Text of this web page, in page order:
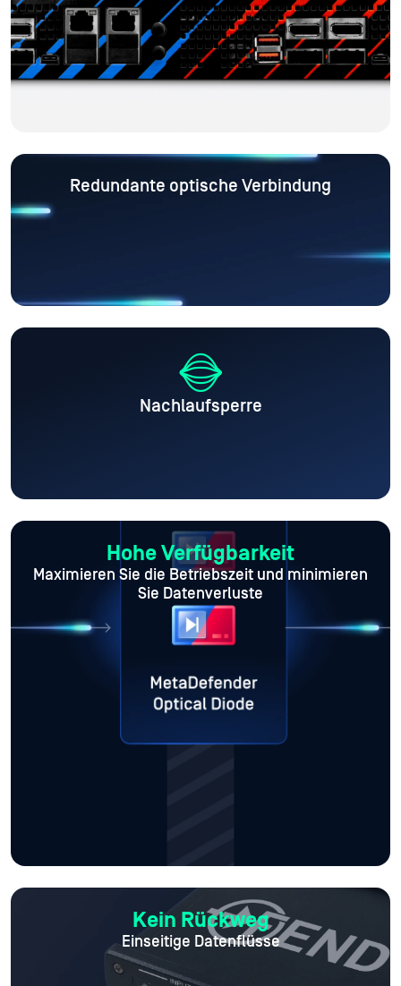
Redundante optische Verbindung
Nachlaufsperre
Hohe Verfügbarkeit
Maximieren Sie die Betriebszeit und minimieren
Sie Datenverluste
Kein Rückweg
Einseitige Datenflüsse